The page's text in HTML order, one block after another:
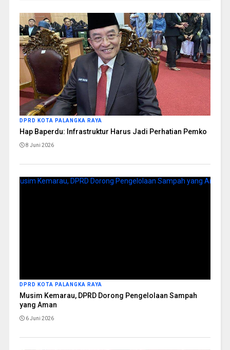
DPRD KOTA PALANGKA RAYA
Hap Baperdu: Infrastruktur Harus Jadi Perhatian Pemko
8 Juni 2026
DPRD KOTA PALANGKA RAYA
Musim Kemarau, DPRD Dorong Pengelolaan Sampah
yang Aman
6 Juni 2026